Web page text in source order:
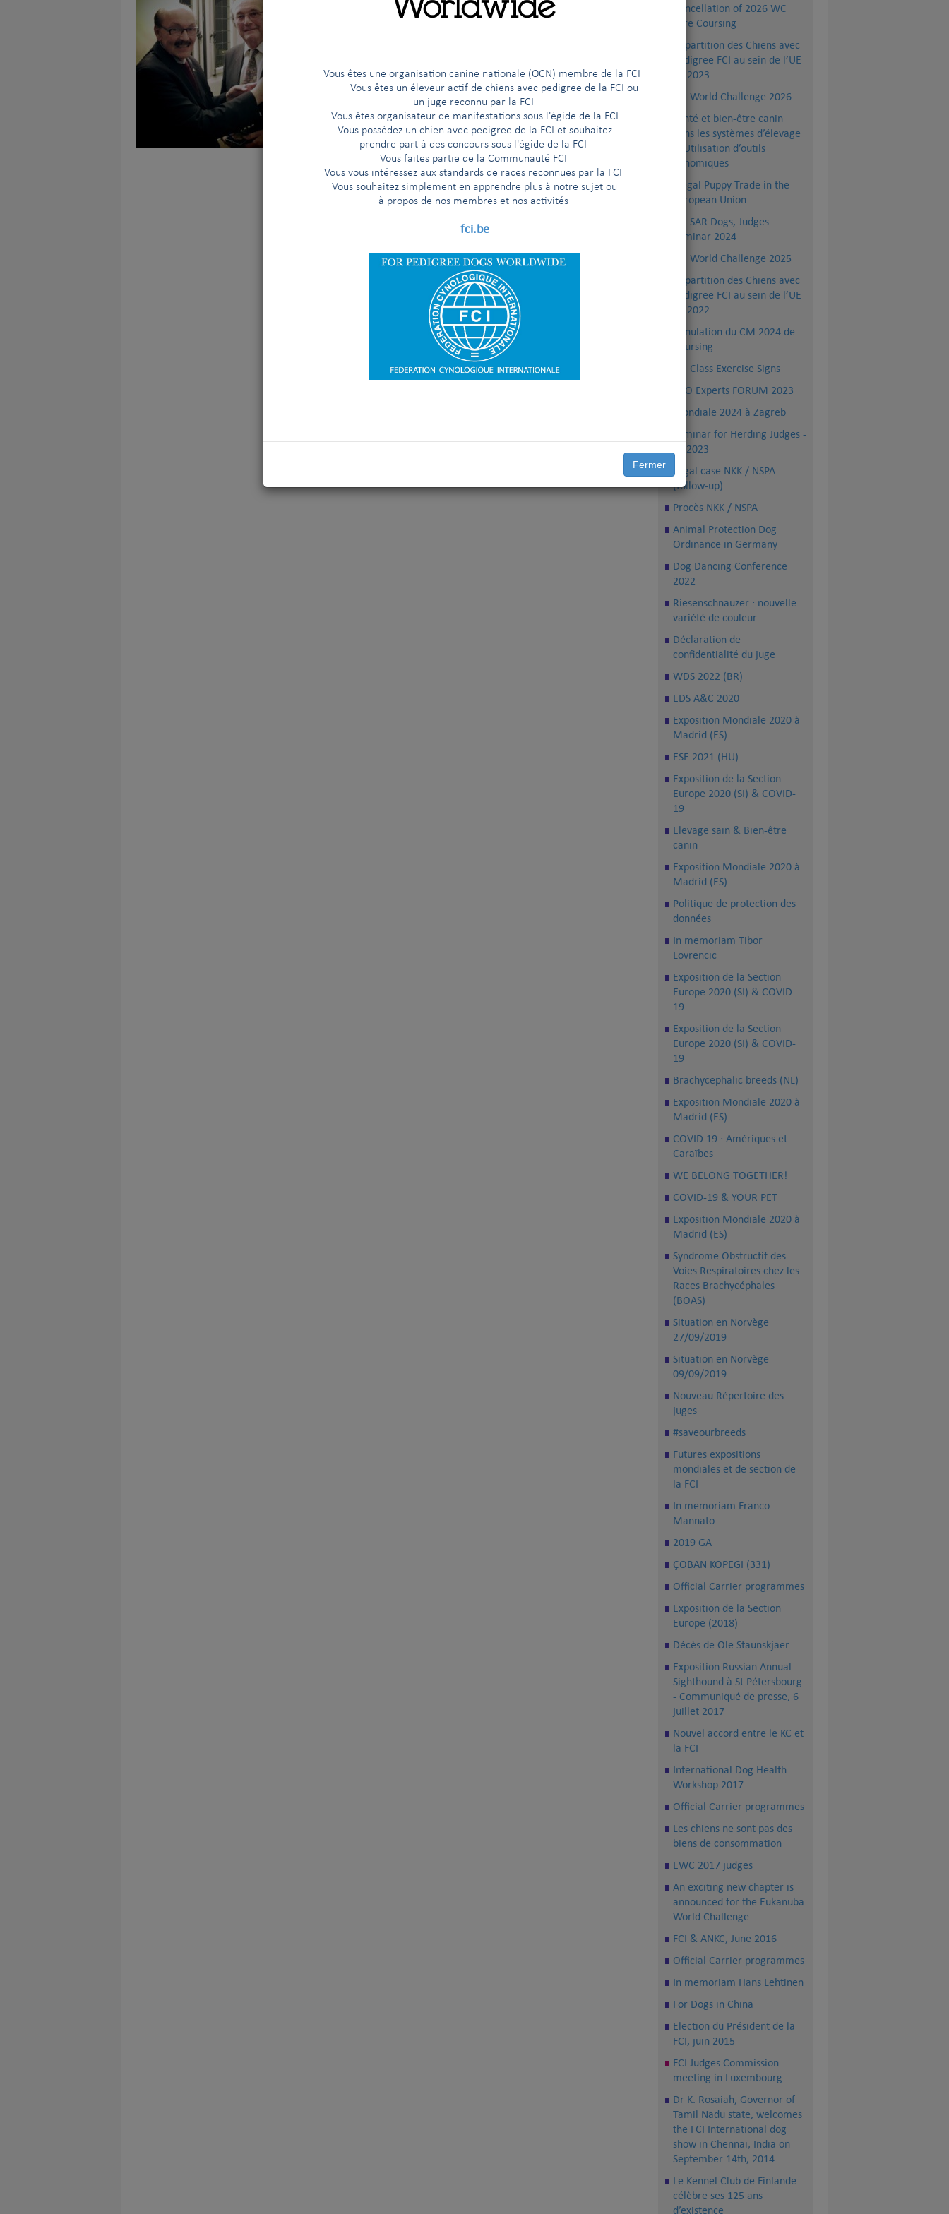
Vous êtes une organisation canine nationale (OCN) membre de la FCI
Vous êtes un éleveur actif de chiens avec pedigree de la FCI ou
un juge reconnu par la FCI
Vous êtes organisateur de manifestations sous l'égide de la FCI
Vous possédez un chien avec pedigree de la FCI et souhaitez
prendre part à des concours sous l'égide de la FCI
Vous faites partie de la Communauté FCI
Vous vous intéressez aux standards de races reconnues par la FCI
Vous souhaitez simplement en apprendre plus à notre sujet ou
à propos de nos membres et nos activités
fci.be
Fermer
Le Comité Exécutif de la FCI et l’AKC se sont réunis à New York le 3 janvier 2014 | Réunion de la FCI et du CKC au siège du CKC
La cruauté envers les chiens
Cancellation of 2026 WC
Lure Coursing
Répartition des Chiens avec
Pedigree FCI au sein de l’UE
en 2023
FCI World Challenge 2026
Santé et bien-être canin
dans les systèmes d’élevage
& Utilisation d’outils
génomiques
Illegal Puppy Trade in the
European Union
FCI SAR Dogs, Judges
Seminar 2024
FCI World Challenge 2025
Répartition des Chiens avec
Pedigree FCI au sein de l’UE
en 2022
Annulation du CM 2024 de
Coursing
FCI Class Exercise Signs
PRO Experts FORUM 2023
Mondiale 2024 à Zagreb
Seminar for Herding Judges -
TS 2023
Legal case NKK / NSPA
(follow-up)
Procès NKK / NSPA
Animal Protection Dog
Ordinance in Germany
Dog Dancing Conference
2022
Riesenschnauzer : nouvelle
variété de couleur
Déclaration de
confidentialité du juge
WDS 2022 (BR)
EDS A&C 2020
Exposition Mondiale 2020 à
Madrid (ES)
ESE 2021 (HU)
Exposition de la Section
Europe 2020 (SI) & COVID-
19
Elevage sain & Bien-être
canin
Exposition Mondiale 2020 à
Madrid (ES)
Politique de protection des
données
In memoriam Tibor
Lovrencic
Exposition de la Section
Europe 2020 (SI) & COVID-
19
Exposition de la Section
Europe 2020 (SI) & COVID-
19
Brachycephalic breeds (NL)
Exposition Mondiale 2020 à
Madrid (ES)
COVID 19 : Amériques et
Caraïbes
WE BELONG TOGETHER!
COVID-19 & YOUR PET
Exposition Mondiale 2020 à
Madrid (ES)
Syndrome Obstructif des
Voies Respiratoires chez les
Races Brachycéphales
(BOAS)
Situation en Norvège
27/09/2019
Situation en Norvège
09/09/2019
Nouveau Répertoire des
juges
#saveourbreeds
Futures expositions
mondiales et de section de
la FCI
In memoriam Franco
Mannato
2019 GA
ÇÖBAN KÖPEGI (331)
Official Carrier programmes
Exposition de la Section
Europe (2018)
Décès de Ole Staunskjaer
Exposition Russian Annual
Sighthound à St Pétersbourg
- Communiqué de presse, 6
juillet 2017
Nouvel accord entre le KC et
la FCI
International Dog Health
Workshop 2017
Official Carrier programmes
Les chiens ne sont pas des
biens de consommation
EWC 2017 judges
An exciting new chapter is
announced for the Eukanuba
World Challenge
FCI & ANKC, June 2016
Official Carrier programmes
In memoriam Hans Lehtinen
For Dogs in China
Election du Président de la
FCI, juin 2015
FCI Judges Commission
meeting in Luxembourg
Dr K. Rosaiah, Governor of
Tamil Nadu state, welcomes
the FCI International dog
show in Chennai, India on
September 14th, 2014
Le Kennel Club de Finlande
célèbre ses 125 ans
d’existence
During the last FCI Judges Commission meeting in Luxembourg, the